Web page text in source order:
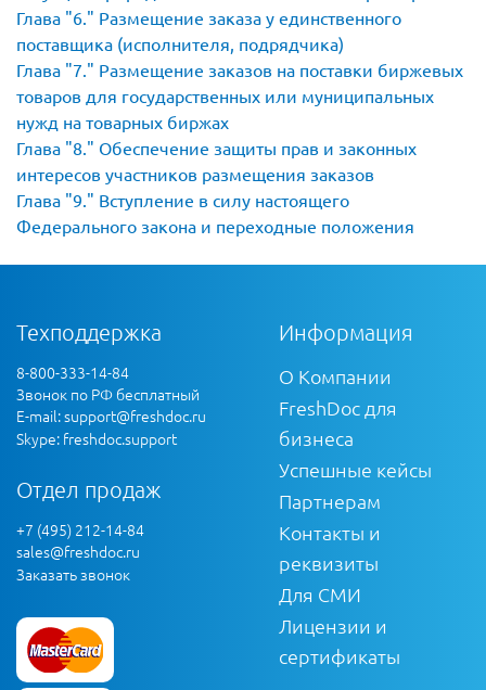
Глава 6.
Размещение заказа у единственного
поставщика (исполнителя, подрядчика)
Глава 7.
Размещение заказов на поставки биржевых
товаров для государственных или муниципальных
нужд на товарных биржах
Глава 8.
Обеспечение защиты прав и законных
интересов участников размещения заказов
Глава 9.
Вступление в силу настоящего
Федерального закона и переходные положения
Техподдержка
8-800-333-14-84
Звонок по РФ бесплатный
E-mail:support@freshdoc.ru
Skype: freshdoc.support
Отдел продаж
+7 (495) 212-14-84
sales@freshdoc.ru
Заказать звонок
Информация
О Компании
FreshDoc для
бизнеса
Успешные кейсы
Партнерам
Контакты и
реквизиты
Для СМИ
Лицензии и
сертификаты